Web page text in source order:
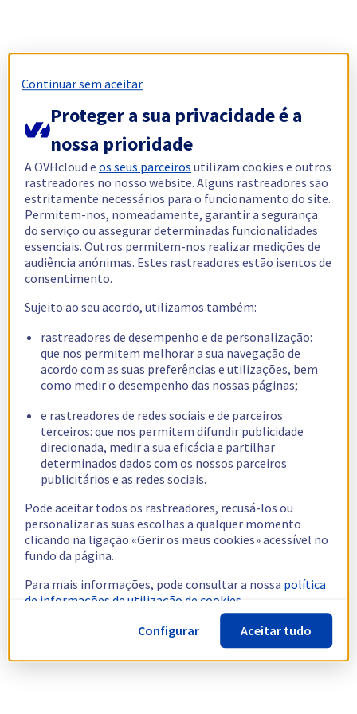
Continuar sem aceitar
Proteger a sua privacidade é a
nossa prioridade
A OVHcloud eos seus parceiros utilizam cookies e outros
rastreadores no nosso website. Alguns rastreadores são
estritamente necessários para o funcionamento do site.
Permitem-nos, nomeadamente, garantir a segurança
do serviço ou assegurar determinadas funcionalidades
essenciais. Outros permitem-nos realizar medições de
audiência anónimas. Estes rastreadores estão isentos de
consentimento.
Sujeito ao seu acordo, utilizamos também:
rastreadores de desempenho e de personalização:
que nos permitem melhorar a sua navegação de
acordo com as suas preferências e utilizações, bem
como medir o desempenho das nossas páginas;
e rastreadores de redes sociais e de parceiros
terceiros: que nos permitem difundir publicidade
direcionada, medir a sua eficácia e partilhar
determinados dados com os nossos parceiros
publicitários e as redes sociais.
Pode aceitar todos os rastreadores, recusá-los ou
personalizar as suas escolhas a qualquer momento
clicando na ligação «Gerir os meus cookies» acessível no
fundo da página.
Para mais informações, pode consultar a nossa política
de informações de utilização de cookies.
Configurar
Aceitar tudo